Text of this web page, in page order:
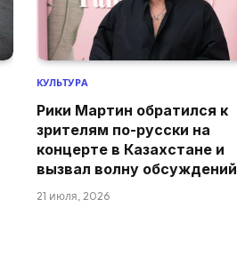
КУЛЬТУРА
Рики Мартин обратился к
зрителям по-русски на
концерте в Казахстане и
вызвал волну обсуждений
21 июля, 2026